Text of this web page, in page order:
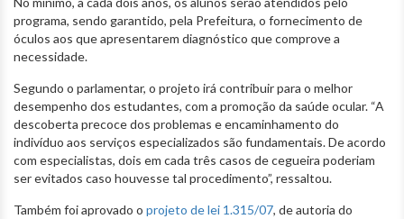
programa, sendo garantido, pela Prefeitura, o fornecimento de
óculos aos que apresentarem diagnóstico que comprove a
necessidade.
Segundo o parlamentar, o projeto irá contribuir para o melhor
desempenho dos estudantes, com a promoção da saúde ocular. “A
descoberta precoce dos problemas e encaminhamento do
indivíduo aos serviços especializados são fundamentais. De acordo
com especialistas, dois em cada três casos de cegueira poderiam
ser evitados caso houvesse tal procedimento”, ressaltou.
Também foi aprovado o projeto de lei 1.315/07, de autoria do